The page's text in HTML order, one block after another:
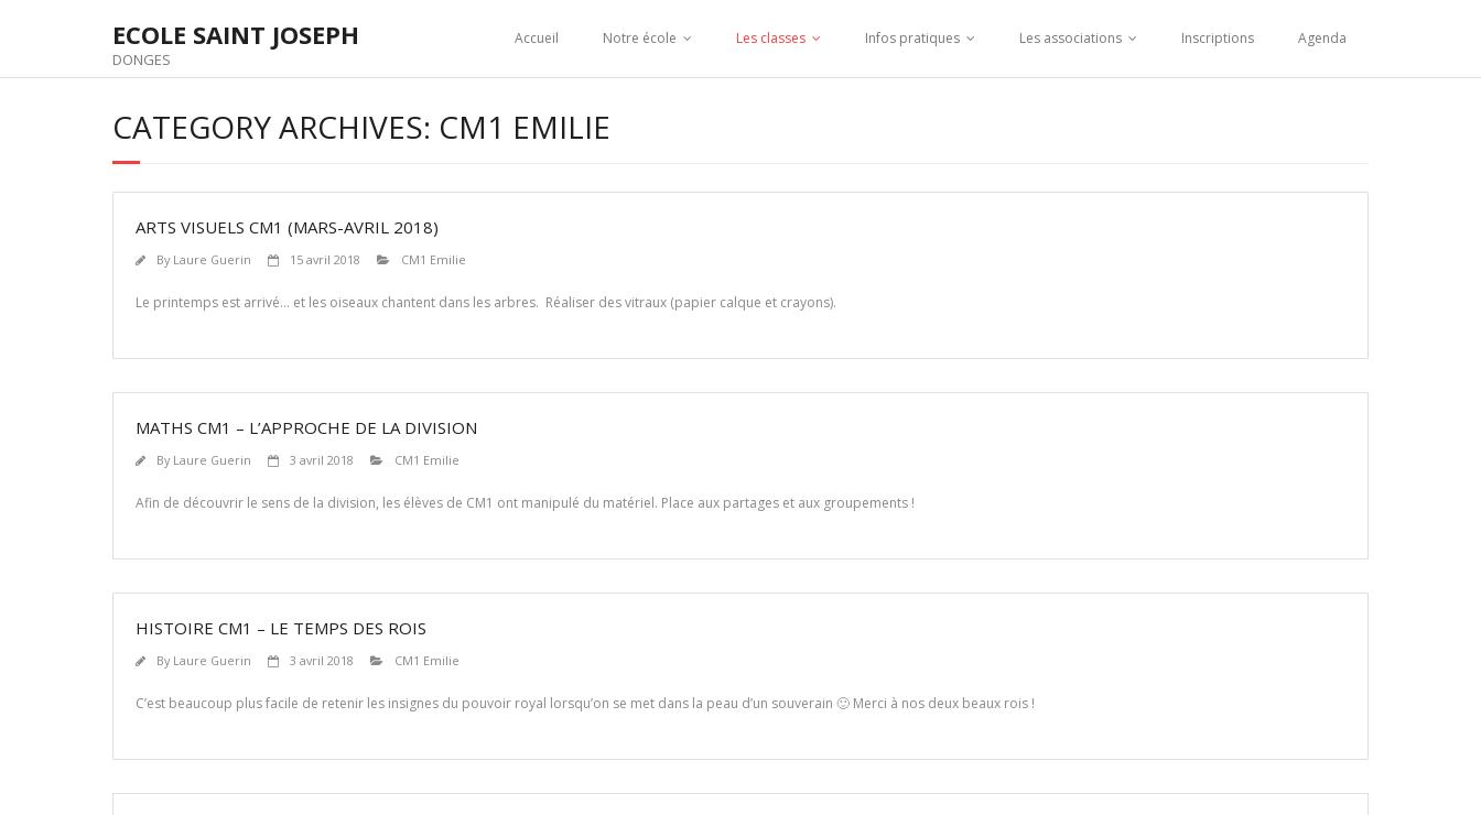
ECOLE SAINT JOSEPH
DONGES
Accueil Notre école Les classes Infos pratiques Les associations Inscriptions Agenda
CATEGORY ARCHIVES: CM1 EMILIE
ARTS VISUELS CM1 (MARS-AVRIL 2018)
By Laure Guerin 15 avril 2018 CM1 Emilie
Le printemps est arrivé… et les oiseaux chantent dans les arbres. Réaliser des vitraux (papier calque et crayons).
MATHS CM1 – L’APPROCHE DE LA DIVISION
By Laure Guerin 3 avril 2018 CM1 Emilie
Afin de découvrir le sens de la division, les élèves de CM1 ont manipulé du matériel. Place aux partages et aux groupements !
HISTOIRE CM1 – LE TEMPS DES ROIS
By Laure Guerin 3 avril 2018 CM1 Emilie
C’est beaucoup plus facile de retenir les insignes du pouvoir royal lorsqu’on se met dans la peau d’un souverain 🙂 Merci à nos deux beaux rois !